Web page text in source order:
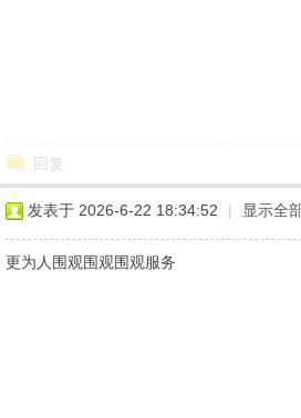
回复
发表于 2026-6-22 18:34:52 | 显示全
更为人围观围观围观服务